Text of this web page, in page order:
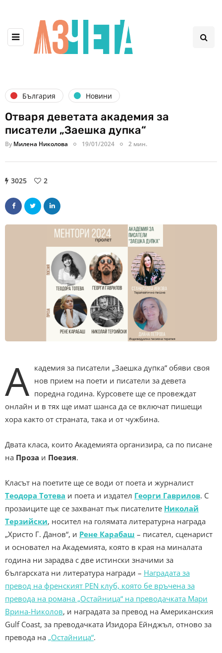
България Новини
Отваря деветата академия за
писатели „Заешка дупка“
By Милена Николова 19/01/2024 2 мин.
3025 2
А кадемия за писатели „Заешка дупка“ обяви своя
нов прием на поети и писатели за девета
поредна година. Курсовете ще се провеждат
онлайн и в тях ще имат шанса да се включат пишещи
хора както от страната, така и от чужбина.
Двата класа, които Академията организира, са по писане
на Проза и Поезия.
Класът на поетите ще се води от поета и журналист
Теодора Тотева и поета и издател Георги Гаврилов. С
прозаиците ще се захванат пък писателите Николай
Терзийски, носител на голямата литературна награда
„Христо Г. Данов“, и Рене Карабаш – писател, сценарист
и основател на Академията, която в края на миналата
година ни зарадва с две истински значими за
българската ни литература награди – Наградата за
превод на френският PEN клуб, която бе връчена за
превода на романа „Остайница“ на преводачката Мари
Врина-Николов, и наградата за превод на Американския
Gulf Coast, за преводачката Изидора Ейнджъл, отново за
превода на „Остайница“.